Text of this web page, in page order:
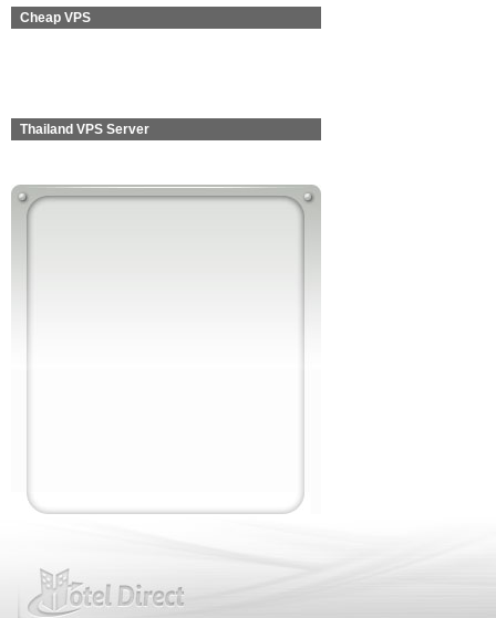
Cheap VPS
Thailand VPS Server